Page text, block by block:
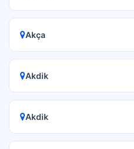
Akça
Akdik
Akdik